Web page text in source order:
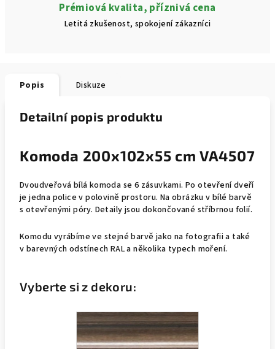
Prémiová kvalita, příznivá cena
Letitá zkušenost, spokojení zákazníci
Popis Diskuze
Detailní popis produktu
Komoda 200x102x55 cm VA4507
Dvoudveřová bílá komoda se 6 zásuvkami. Po otevření dveří
je jedna police v polovině prostoru. Na obrázku v bílé barvě
s otevřenými póry. Detaily jsou dokončované stříbrnou folií.
Komodu vyrábíme ve stejné barvě jako na fotografii a také
v barevných odstínech RAL a několika typech moření.
Vyberte si z dekoru: